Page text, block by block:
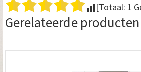
[Totaal: 1
Gerelateerde producten